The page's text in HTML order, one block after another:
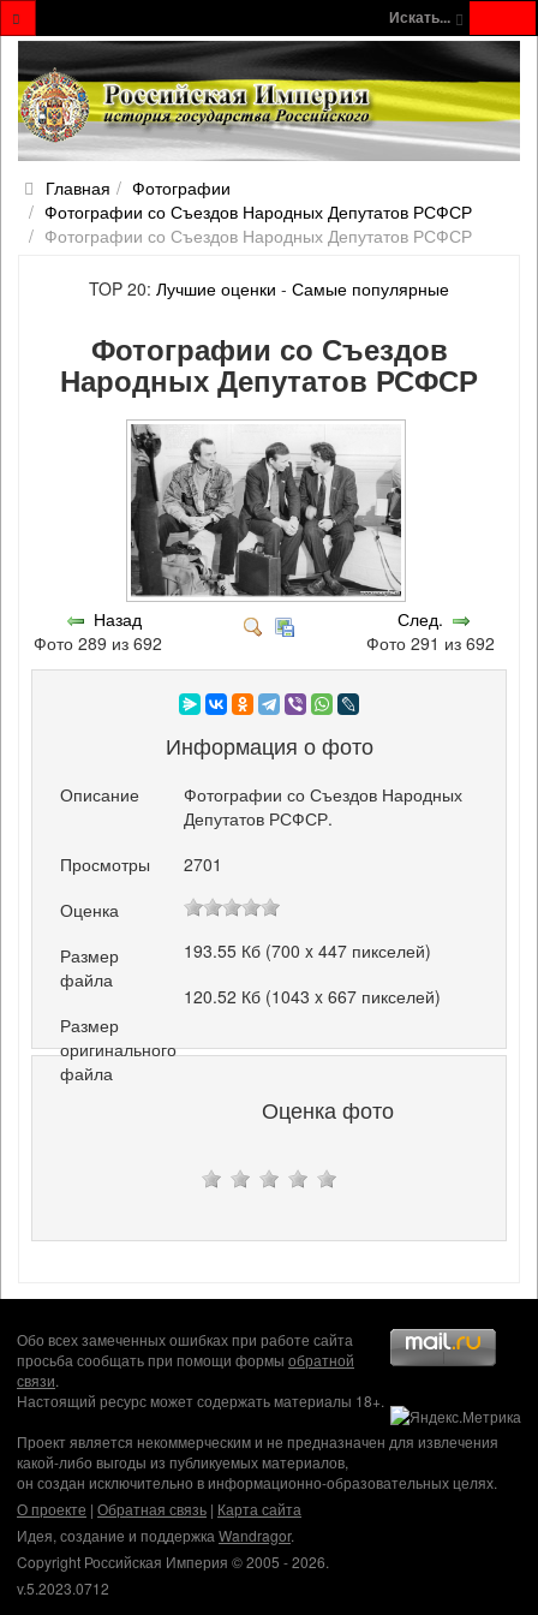
Искать...
Главная
Фотографии
Фотографии со Съездов Народных Депутатов РСФСР
Фотографии со Съездов Народных Депутатов РСФСР
TOP 20: Лучшие оценки - Самые популярные
Фотографии со Съездов
Народных Депутатов РСФСР
Назад
Фото 289 из 692
След.
Фото 291 из 692
Информация о фото
Описание
Фотографии со Съездов Народных
Депутатов РСФСР.
Просмотры
2701
Оценка
Размер
файла
193.55 Кб (700 x 447 пикселей)
Размер
оригинального
файла
120.52 Кб (1043 x 667 пикселей)
Оценка фото
Обо всех замеченных ошибках при работе сайта
просьба сообщать при помощи формы обратной
связи.
Настоящий ресурс может содержать материалы 18+.
Проект является некоммерческим и не предназначен для извлечения
какой-либо выгоды из публикуемых материалов,
он создан исключительно в информационно-образовательных целях.
О проекте | Обратная связь | Карта сайта
Идея, создание и поддержка Wandragor.
Copyright Российская Империя © 2005 - 2026.
v.5.2023.0712